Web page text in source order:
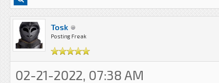
Tosk
Posting Freak
02-21-2022, 07:38 AM